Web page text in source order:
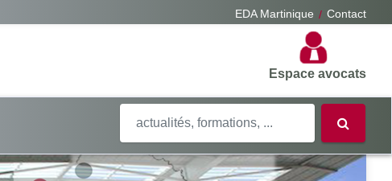
EDA Martinique Contact
Espace avocats